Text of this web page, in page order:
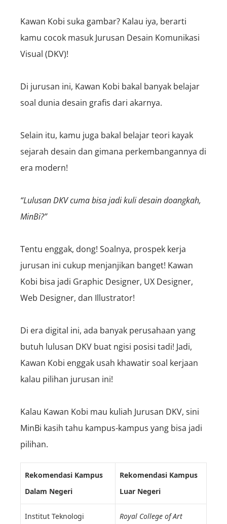
Kawan Kobi suka gambar? Kalau iya, berarti
kamu cocok masuk Jurusan Desain Komunikasi
Visual (DKV)!
Di jurusan ini, Kawan Kobi bakal banyak belajar
soal dunia desain grafis dari akarnya.
Selain itu, kamu juga bakal belajar teori kayak
sejarah desain dan gimana perkembangannya di
era modern!
“Lulusan DKV cuma bisa jadi kuli desain doangkah,
MinBi?”
Tentu enggak, dong! Soalnya, prospek kerja
jurusan ini cukup menjanjikan banget! Kawan
Kobi bisa jadi Graphic Designer, UX Designer,
Web Designer, dan Illustrator!
Di era digital ini, ada banyak perusahaan yang
butuh lulusan DKV buat ngisi posisi tadi! Jadi,
Kawan Kobi enggak usah khawatir soal kerjaan
kalau pilihan jurusan ini!
Kalau Kawan Kobi mau kuliah Jurusan DKV, sini
MinBi kasih tahu kampus-kampus yang bisa jadi
pilihan.
Rekomendasi Kampus
Dalam Negeri
Rekomendasi Kampus
Luar Negeri
Institut Teknologi
Royal College of Art